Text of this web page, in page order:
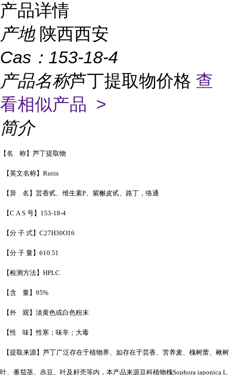
产品详情
产地 陕西西安
Cas： 153-18-4
产品名称芦丁提取物价格 查
看相似产品 >
简介
【名 称】芦丁提取物
【英文名称】Rutin
【异 名】芸香甙、维生素P、紫槲皮甙、路丁，络通
【C A S 号】153-18-4
【分 子 式】C27H30O16
【分 子 量】610.51
【检测方法】HPLC
【含 量】95%
【外 观】淡黄色或白色粉末
【性 味】性寒；味辛；大毒
【提取来源】芦丁广泛存在于植物界、如存在于芸香、苦养麦、槐树蕾、楸树
叶、番茄茎、赤豆、叶及籽壳等内，本产品来源豆科植物槐Sophora japonica L.